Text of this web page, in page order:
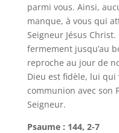
parmi vous. Ainsi,
manque, à vous qui
Seigneur Jésus
fermement jusqu’au
reproche au jour de
Dieu est fidèle, lui qui
communion avec son
Seigneur.
Psaume : 144, 2-7